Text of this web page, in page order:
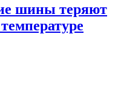
шины теряют